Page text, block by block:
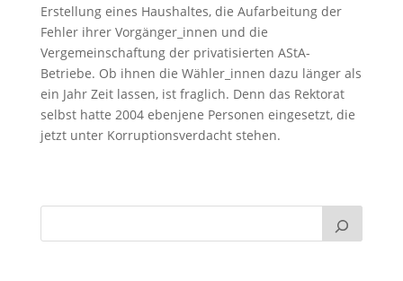
Erstellung eines Haushaltes, die Aufarbeitung der
Fehler ihrer Vorgänger_innen und die
Vergemeinschaftung der privatisierten AStA-
Betriebe. Ob ihnen die Wähler_innen dazu länger als
ein Jahr Zeit lassen, ist fraglich. Denn das Rektorat
selbst hatte 2004 ebenjene Personen eingesetzt, die
jetzt unter Korruptionsverdacht stehen.